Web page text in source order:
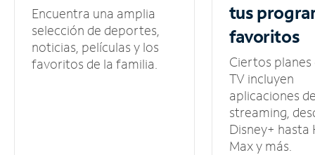
Encuentra una amplia
selección de deportes,
noticias, películas y los
favoritos de la familia.
tus
favoritos
Ciertos planes
TV incluyen
aplicaciones
streaming,
Disney+ hasta
Max y más.